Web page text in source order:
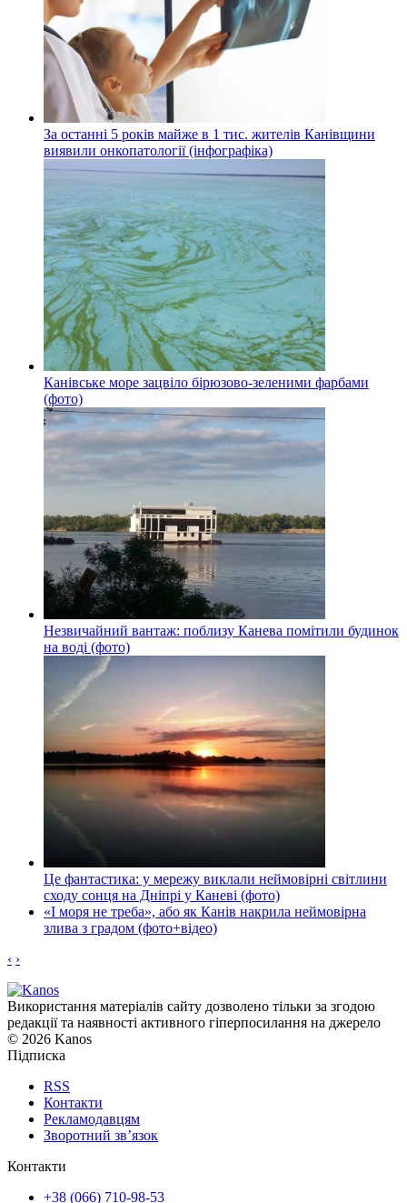
За останні 5 років майже в 1 тис. жителів Канівщини
виявили онкопатології (інфографіка)
Канівське море зацвіло бірюзово-зеленими фарбами
(фото)
Незвичайний вантаж: поблизу Канева помітили будинок
на воді (фото)
Це фантастика: у мережу виклали неймовірні світлини
сходу сонця на Дніпрі у Каневі (фото)
«І моря не треба», або як Канів накрила неймовірна
злива з градом (фото+відео)
‹ ›
Використання матеріалів сайту дозволено тільки за згодою
редакції та наявності активного гіперпосилання на джерело
© 2026 Kanos
Підписка
RSS
Контакти
Рекламодавцям
Зворотний зв’язок
Контакти
+38 (066) 710-98-53